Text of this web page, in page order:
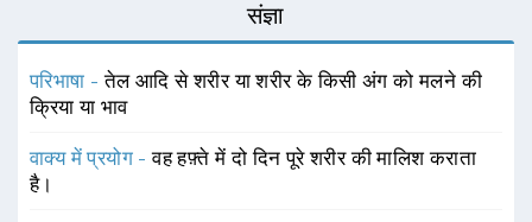
संज्ञा
परिभाषा -तेल आदि से शरीर या शरीर के किसी अंग को मलने की
क्रिया या भाव
वाक्य में प्रयोग -वह हफ़्ते में दो दिन पूरे शरीर की मालिश कराता
है।